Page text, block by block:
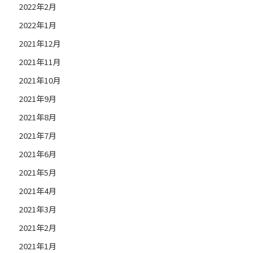
2022年2月
2022年1月
2021年12月
2021年11月
2021年10月
2021年9月
2021年8月
2021年7月
2021年6月
2021年5月
2021年4月
2021年3月
2021年2月
2021年1月